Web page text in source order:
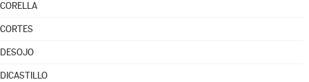
CORELLA
CORTES
DESOJO
DICASTILLO